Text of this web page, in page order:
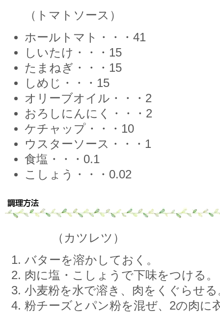
（トマトソース）
ホールトマト・・・41
しいたけ・・・15
たまねぎ・・・15
しめじ・・・15
オリーブオイル・・・2
おろしにんにく・・・2
ケチャップ・・・10
ウスターソース・・・1
食塩・・・0.1
こしょう・・・0.02
（カツレツ）
バターを溶かしておく。
肉に塩・こしょうで下味をつける。
小麦粉を水で溶き、肉をくぐらせる
粉チーズとパン粉を混ぜ、2の肉に